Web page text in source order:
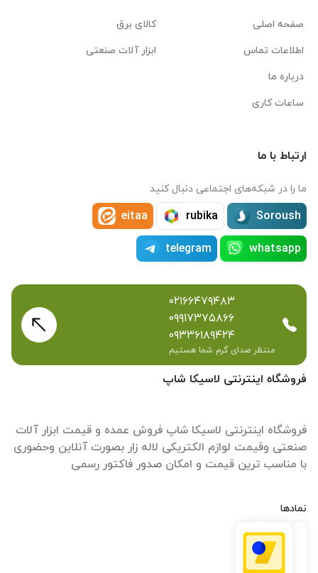
فروشگاه اینترنتی لاسیکا شاپ
فروشگاه اینترنتی لاسیکا شاپ فروش عمده و قیمت ابزار آلات
صنعتی وقیمت لوازم الکتریکی لاله زار بصورت آنلاین وحضوری
با مناسب ترین قیمت و امکان صدور فاکتور رسمی
نمادها
صفحه اصلی
اطلاعات تماس
درباره ما
ساعات کاری
کالای برق
ابزار آلات صنعتی
ارتباط با ما
ما را در شبکه‌های اجتماعی دنبال کنید
Soroush
rubika
eitaa
whatsapp
telegram
۰۲۱۶۶۴۷۹۴۸۳
۰۹۹۱۷۳۷۵۸۶۶
۰۹۳۳۶۱۸۹۴۲۴
منتظر صدای گرم شما هستیم